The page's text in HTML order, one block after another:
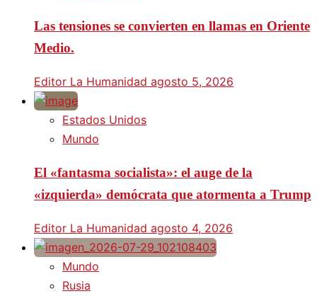
Las tensiones se convierten en llamas en Oriente
Medio.
Editor La Humanidad agosto 5, 2026
Estados Unidos
Mundo
El «fantasma socialista»: el auge de la
«izquierda» demócrata que atormenta a Trump
Editor La Humanidad agosto 4, 2026
Mundo
Rusia